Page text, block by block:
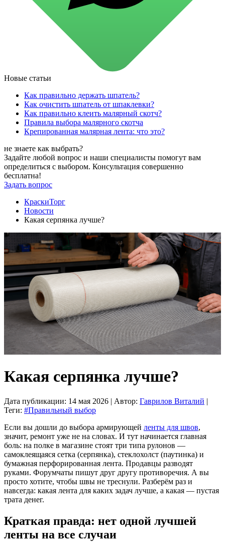
для стекол и зеркал
для ароматизации и нейтрализации запахов
для стирки и ухода за тканями
для ковров и текстильных изделий
специализированные чистящие средства
универсальные чистящие средства
дезинфицирующие средства
Автохимия и автокосметика
аэрозольные смазки
полироли для пластика
очистители салона
очистители двигателя
очистители тормозов
краски для штукатурки
эмали для металла
грунтовки
Новинки
Новые статьи
Как правильно держать шпатель?
Как очистить шпатель от шпаклевки?
Как правильно клеить малярный скотч?
Правила выбора малярного скотча
Крепированная малярная лента: что это?
не знаете как выбрать?
Задайте любой вопрос и наши специалисты помогут вам
определиться с выбором. Консультация совершенно
бесплатна!
Задать вопрос
КраскиТорг
Новости
Какая серпянка лучше?
Какая серпянка лучше?
Дата публикации: 14 мая 2026 | Автор: Гаврилов Виталий |
Теги: #Правильный выбор
Если вы дошли до выбора армирующей ленты для швов,
значит, ремонт уже не на словах. И тут начинается главная
боль: на полке в магазине стоят три типа рулонов —
самоклеящаяся сетка (серпянка), стеклохолст (паутинка) и
бумажная перфорированная лента. Продавцы разводят
руками. Форумчаты пишут друг другу противоречия. А вы
просто хотите, чтобы швы не треснули. Разберём раз и
навсегда: какая лента для каких задач лучше, а какая — пустая
трата денег.
Краткая правда: нет одной лучшей
ленты на все случаи